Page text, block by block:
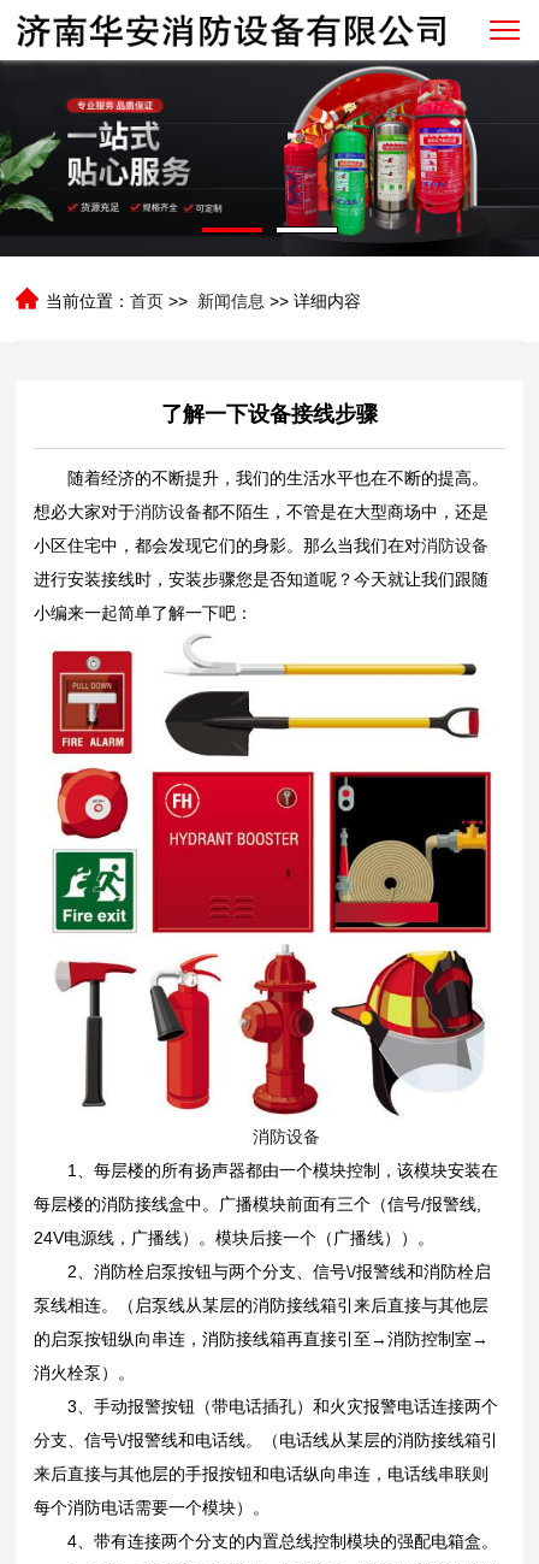
当前位置：首页 >> 新闻信息>> 详细内容
了解一下设备接线步骤
随着经济的不断提升，我们的生活水平也在不断的提高。
想必大家对于消防设备都不陌生，不管是在大型商场中，还是
小区住宅中，都会发现它们的身影。那么当我们在对消防设备
进行安装接线时，安装步骤您是否知道呢？今天就让我们跟随
小编来一起简单了解一下吧：
消防设备
1、每层楼的所有扬声器都由一个模块控制，该模块安装在
每层楼的消防接线盒中。广播模块前面有三个（信号/报警线,
24V电源线，广播线）。模块后接一个（广播线））。
2、消防栓启泵按钮与两个分支、信号\/报警线和消防栓启
泵线相连。（启泵线从某层的消防接线箱引来后直接与其他层
的启泵按钮纵向串连，消防接线箱再直接引至→消防控制室→
消火栓泵）。
3、手动报警按钮（带电话插孔）和火灾报警电话连接两个
分支、信号\/报警线和电话线。（电话线从某层的消防接线箱引
来后直接与其他层的手报按钮和电话纵向串连，电话线串联则
每个消防电话需要一个模块）。
4、带有连接两个分支的内置总线控制模块的强配电箱盒。